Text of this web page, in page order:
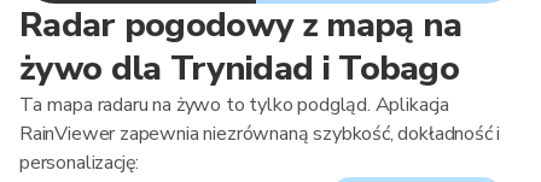
Radar pogodowy z mapą na
żywo dla Trynidad i Tobago
Ta mapa radaru na żywo to tylko podgląd. Aplikacja
RainViewer zapewnia niezrównaną szybkość, dokładność i
personalizację: